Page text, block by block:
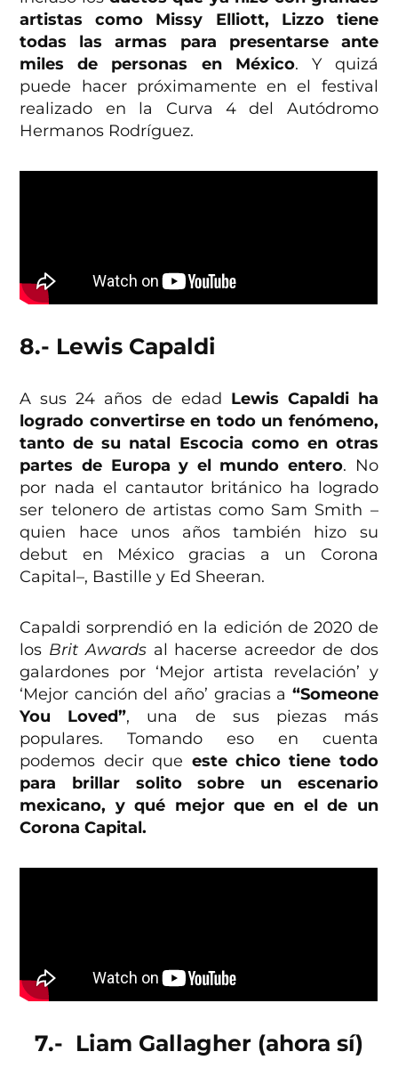
artistas como Missy Elliott,
Lizzo tiene
todas las armas para presentarse ante
miles de personas en México. Y quizá
puede hacer próximamente en el festival
realizado en la Curva 4 del Autódromo
Hermanos Rodríguez.
8.- Lewis Capaldi
A sus 24 años de edad Lewis Capaldi ha
logrado convertirse en todo un fenómeno,
tanto de su natal Escocia como en otras
partes de Europa y el mundo entero. No
por nada el cantautor británico ha logrado
ser telonero de artistas como Sam Smith –
quien hace unos años también hizo su
debut en México gracias a un Corona
Capital–, Bastille y Ed Sheeran.
Capaldi sorprendió en la edición de 2020 de
los Brit Awardsal hacerse acreedor de dos
galardones por ‘Mejor artista revelación’ y
‘Mejor canción del año’ gracias a “Someone
You Loved”, una de sus piezas más
populares. Tomando eso en cuenta
podemos decir que este chico tiene todo
para brillar solito sobre un escenario
mexicano, y qué mejor que en el de un
Corona Capital.
7.- Liam Gallagher (ahora sí)